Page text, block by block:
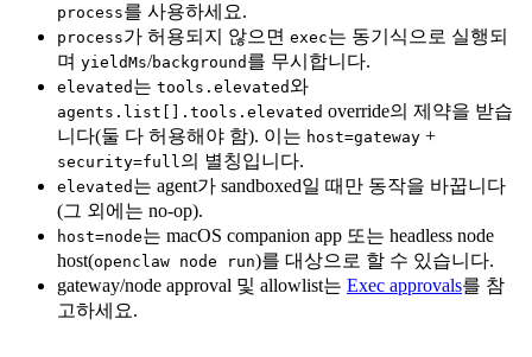
process를 사용하세요.
process가 허용되지 않으면 exec는 동기식으로 실행되
며 yieldMs/background 를 무시합니다.
elevated 는 tools.elevated와
agents.list[].tools.elevated override의 제약을 받습
니다(둘 다 허용해야 함). 이는 host=gateway +
security=full의 별칭입니다.
elevated 는 agent가 sandboxed일 때만 동작을 바꿉니다
(그 외에는 no-op).
host=node는 macOS companion app 또는 headless node
host(openclaw node run)를 대상으로 할 수 있습니다.
gateway/node approval 및 allowlist는 Exec approvals를 참
고하세요.